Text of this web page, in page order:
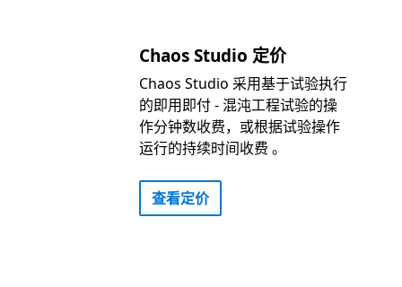
Chaos Studio 定价
Chaos Studio 采用基于试验执行
的即用即付 - 混沌工程试验的操
作分钟数收费，或根据试验操作
运行的持续时间收费 。
查看定价